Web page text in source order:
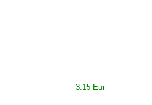
3.15 Eur